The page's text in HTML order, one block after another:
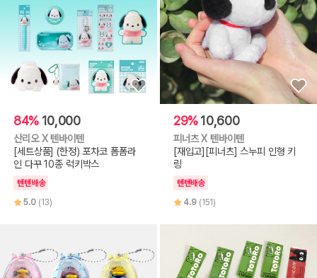
84% 10,000
산리오 X 텐바이텐
[세트상품] (한정) 포차코 폼폼라
인 다꾸 10종 럭키박스
텐텐배송
5.0 (13)
29%10,600
피너츠 X 텐바이텐
[재입고][피너츠] 스누피 인형 키
링
텐텐배송
4.9 (151)